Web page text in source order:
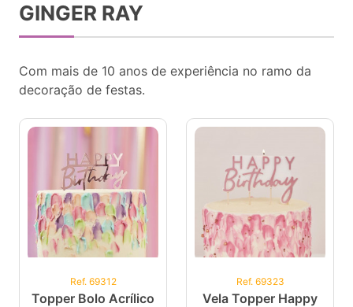
GINGER RAY
Com mais de 10 anos de experiência no ramo da
decoração de festas.
Ref. 69312
Topper Bolo Acrílico
Ref. 69323
Vela Topper Happy